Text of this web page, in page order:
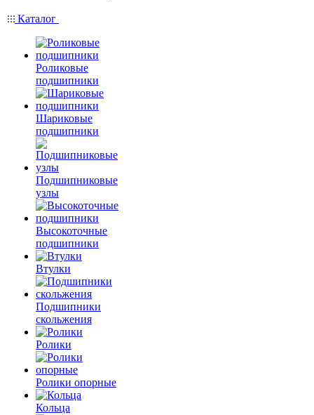
Каталог
Роликовые
подшипники
Шариковые
подшипники
Подшипниковые
узлы
Высокоточные
подшипники
Втулки
Подшипники
скольжения
Ролики
Ролики опорные
Кольца